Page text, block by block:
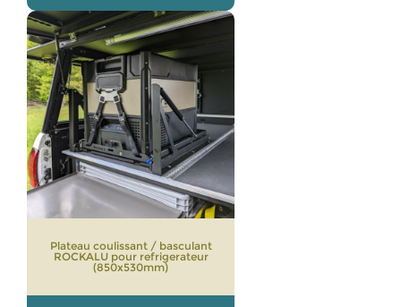
Plateau coulissant / basculant
ROCKALU pour refrigerateur
(850x530mm)